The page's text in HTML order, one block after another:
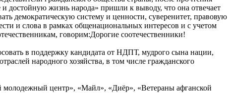
достойную жизнь народа» пришли к выводу, что она отвечает
демократическую систему и ценности, суверенитет, правовую
и слова в рамках общенациональных интересов и с учетом
говорим:Дорогие соотечественники!
в поддержку кандидата от НДПТ, мудрого сына нации,
народного хозяйства, в том числе гражданского
молодежный центр», «Майл», «Диёр», «Ветераны афганской